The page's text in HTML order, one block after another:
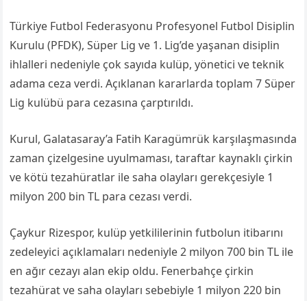
Türkiye Futbol Federasyonu Profesyonel Futbol Disiplin
Kurulu (PFDK), Süper Lig ve 1. Lig’de yaşanan disiplin
ihlalleri nedeniyle çok sayıda kulüp, yönetici ve teknik
adama ceza verdi. Açıklanan kararlarda toplam 7 Süper
Lig kulübü para cezasına çarptırıldı.
Kurul, Galatasaray’a Fatih Karagümrük karşılaşmasında
zaman çizelgesine uyulmaması, taraftar kaynaklı çirkin
ve kötü tezahüratlar ile saha olayları gerekçesiyle 1
milyon 200 bin TL para cezası verdi.
Çaykur Rizespor, kulüp yetkililerinin futbolun itibarını
zedeleyici açıklamaları nedeniyle 2 milyon 700 bin TL ile
en ağır cezayı alan ekip oldu. Fenerbahçe çirkin
tezahürat ve saha olayları sebebiyle 1 milyon 220 bin